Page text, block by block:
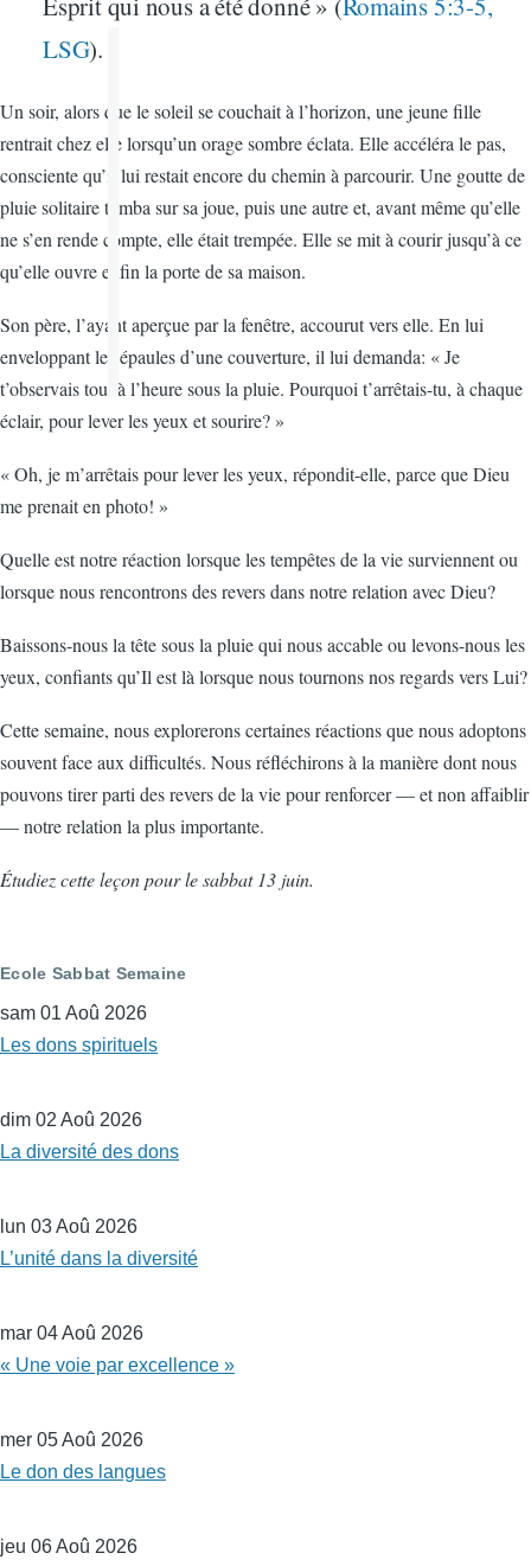
LSG).
Un soir, alors que le soleil se couchait à l’horizon, une jeune fille
rentrait chez elle lorsqu’un orage sombre éclata. Elle accéléra le pas,
consciente qu’il lui restait encore du chemin à parcourir. Une goutte de
pluie solitaire tomba sur sa joue, puis une autre et, avant même qu’elle
ne s’en rende compte, elle était trempée. Elle se mit à courir jusqu’à ce
qu’elle ouvre enfin la porte de sa maison.
Son père, l’ayant aperçue par la fenêtre, accourut vers elle. En lui
enveloppant les épaules d’une couverture, il lui demanda: « Je
t’observais tout à l’heure sous la pluie. Pourquoi t’arrêtais-tu, à chaque
éclair, pour lever les yeux et sourire? »
« Oh, je m’arrêtais pour lever les yeux, répondit-elle, parce que Dieu
me prenait en photo! »
Quelle est notre réaction lorsque les tempêtes de la vie surviennent ou
lorsque nous rencontrons des revers dans notre relation avec Dieu?
Baissons-nous la tête sous la pluie qui nous accable ou levons-nous les
yeux, confiants qu’Il est là lorsque nous tournons nos regards vers Lui?
Cette semaine, nous explorerons certaines réactions que nous adoptons
souvent face aux difficultés. Nous réfléchirons à la manière dont nous
pouvons tirer parti des revers de la vie pour renforcer — et non affaiblir
— notre relation la plus importante.
Étudiez cette leçon pour le sabbat 13 juin.
Ecole Sabbat Semaine
sam 01 Aoû 2026
Les dons spirituels
dim 02 Aoû 2026
La diversité des dons
lun 03 Aoû 2026
L’unité dans la diversité
mar 04 Aoû 2026
« Une voie par excellence »
mer 05 Aoû 2026
Le don des langues
jeu 06 Aoû 2026